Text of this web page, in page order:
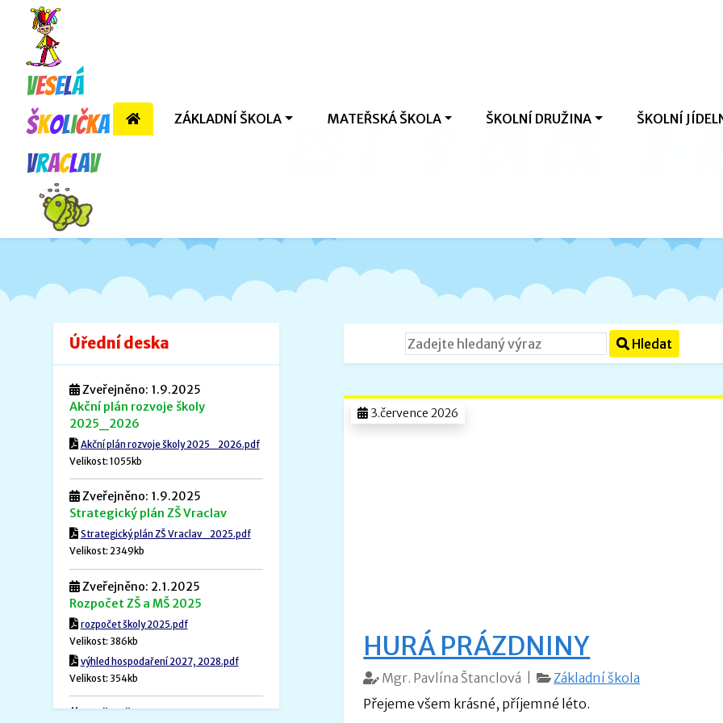
Veselá
školička
Vraclav
ZÁKLADNÍ ŠKOLA MATEŘSKÁ ŠKOLA ŠKOLNÍ DRUŽINA ŠKOLNÍ
Hledat
3.července 2026
HURÁ PRÁZDNINY
Mgr. Pavlína Štanclová |
Základní škola
Přejeme všem krásné, příjemné léto.
Úřední deska
Zveřejněno: 1.9.2025
Akční plán rozvoje školy
2025_2026
Akční plán rozvoje školy 2025_2026.pdf
Velikost: 1055kb
Zveřejněno: 1.9.2025
Strategický plán ZŠ Vraclav
Strategický plán ZŠ Vraclav_2025.pdf
Velikost: 2349kb
Zveřejněno: 2.1.2025
Rozpočet ZŠ a MŠ 2025
rozpočet školy 2025.pdf
Velikost: 386kb
výhled hospodaření 2027, 2028.pdf
Velikost: 354kb
Zveřejněno: 1.12.2024